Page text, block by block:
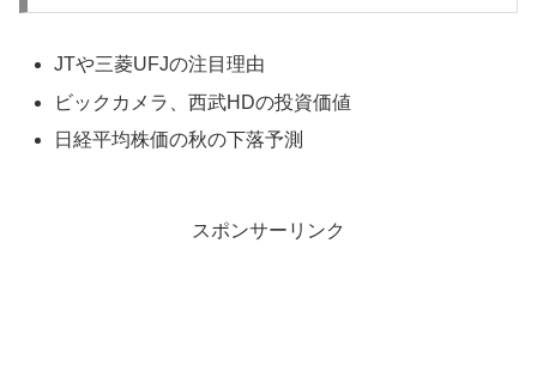
JTや三菱UFJの注目理由
ビックカメラ、西武HDの投資価値
日経平均株価の秋の下落予測
スポンサーリンク